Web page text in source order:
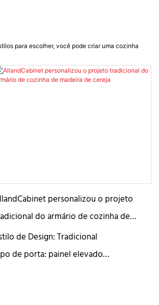
para escolher, você pode criar uma cozinha
personalizou o projeto
do armário de cozinha de
de cereja
de Design: Tradicional
de porta: painel elevado